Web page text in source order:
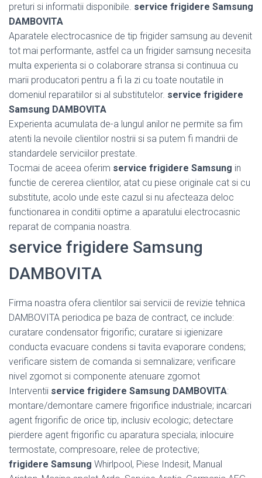
preturi si informatii disponibile. service frigidere Samsung
DAMBOVITA
Aparatele electrocasnice de tip frigider samsung au devenit
tot mai performante, astfel ca un frigider samsung necesita
multa experienta si o colaborare stransa si continuua cu
marii producatori pentru a fi la zi cu toate noutatile in
domeniul reparatiilor si al substitutelor. service frigidere
Samsung DAMBOVITA
Experienta acumulata de-a lungul anilor ne permite sa fim
atenti la nevoile clientilor nostrii si sa putem fi mandrii de
standardele serviciilor prestate.
Tocmai de aceea oferim service frigidere Samsung in
functie de cererea clientilor, atat cu piese originale cat si cu
substitute, acolo unde este cazul si nu afecteaza deloc
functionarea in conditii optime a aparatului electrocasnic
reparat de compania noastra.
service frigidere Samsung
DAMBOVITA
Firma noastra ofera clientilor sai servicii de revizie tehnica
DAMBOVITA periodica pe baza de contract, ce include:
curatare condensator frigorific; curatare si igienizare
conducta evacuare condens si tavita evaporare condens;
verificare sistem de comanda si semnalizare; verificare
nivel zgomot si componente atenuare zgomot
Interventii service frigidere Samsung DAMBOVITA:
montare/demontare camere frigorifice industriale; incarcari
agent frigorific de orice tip, inclusiv ecologic; detectare
pierdere agent frigorific cu aparatura speciala; inlocuire
termostate, compresoare, relee de protective;
frigidere Samsung Whirlpool, Piese Indesit, Manual